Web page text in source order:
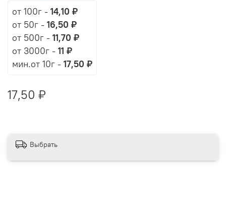
от 100г - 14,10 ₽
от 50г - 16,50 ₽
от 500г - 11,70 ₽
от 3000г - 11 ₽
мин.от 10г - 17,50 ₽
17,50 ₽
Выбрать